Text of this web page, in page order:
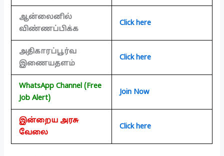
ஆன்லைனில்
விண்ணப்பிக்க
Click here
அதிகாரப்பூர்வ
இணையதளம்
Click here
WhatsApp Channel (Free
Job Alert)
Join Now
இன்றைய அரசு
வேலை
Click here